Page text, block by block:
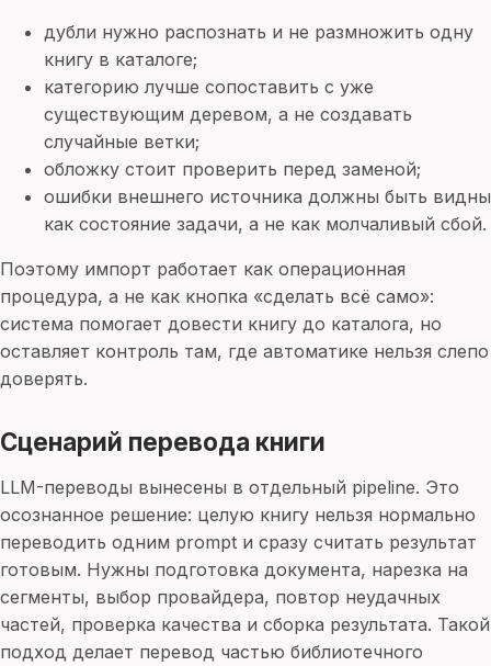
дубли нужно распознать и не размножить одну
книгу в каталоге;
категорию лучше сопоставить с уже
существующим деревом, а не создавать
случайные ветки;
обложку стоит проверить перед заменой;
ошибки внешнего источника должны быть видны
как состояние задачи, а не как молчаливый сбой.
Поэтому импорт работает как операционная
процедура, а не как кнопка «сделать всё само»:
система помогает довести книгу до каталога, но
оставляет контроль там, где автоматике нельзя слепо
доверять.
Сценарий перевода книги
LLM-переводы вынесены в отдельный pipeline. Это
осознанное решение: целую книгу нельзя нормально
переводить одним prompt и сразу считать результат
готовым. Нужны подготовка документа, нарезка на
сегменты, выбор провайдера, повтор неудачных
частей, проверка качества и сборка результата. Такой
подход делает перевод частью библиотечного